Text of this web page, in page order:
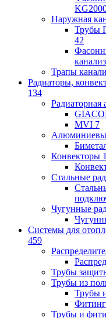
Наружная
Трубы
42
Трапы
Радиаторы,
134
Радиаторная
MVI 7
Конвекторы
Стальные
Чугунные
Системы для
459
Трубы
Трубы из
Трубы
Трубы и